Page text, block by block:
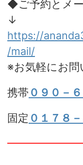
◆ご予約とメ
↓
https://
/mail/
※お気軽にお
携帯 ０９０－
固定 ０１７８